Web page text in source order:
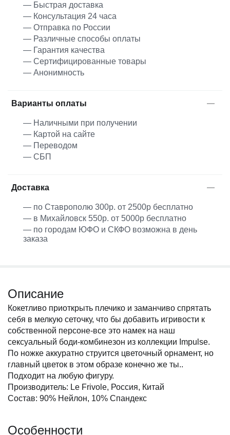
— Быстрая доставка
— Консультация 24 часа
— Отправка по России
— Различные способы оплаты
— Гарантия качества
— Сертифицированные товары
— Анонимность
Варианты оплаты
— Наличными при получении
— Картой на сайте
— Переводом
— СБП
Доставка
— по Ставрополю 300р. от 2500р бесплатно
— в Михайловск 550р. от 5000р бесплатно
— по городам ЮФО и СКФО возможна в день
заказа
Описание
Кокетливо приоткрыть плечико и заманчиво спрятать
себя в мелкую сеточку, что бы добавить игривости к
собственной персоне-все это намек на наш
сексуальный боди-комбинезон из коллекции Impulse.
По ножке аккуратно струится цветочный орнамент, но
главный цветок в этом образе конечно же ты..
Подходит на любую фигуру.
Производитель: Le Frivole, Россия, Китай
Состав: 90% Нейлон, 10% Спандекс
Особенности